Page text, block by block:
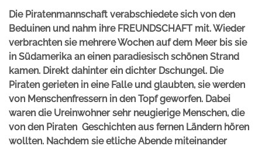
Die Piratenmannschaft verabschiedete sich von den
Beduinen und nahm ihre FREUNDSCHAFT mit.Wieder
verbrachten sie mehrere Wochen auf dem Meer bis sie
in Südamerika an einen paradiesisch schönen Strand
kamen. Direkt dahinter ein dichter Dschungel. Die
Piraten gerieten in eine Falle und glaubten, sie werden
von Menschenfressern in den Topf geworfen. Dabei
waren die Ureinwohner sehr neugierige Menschen, die
von den Piraten Geschichten aus fernen Ländern hören
wollten. Nachdem sie etliche Abende miteinander